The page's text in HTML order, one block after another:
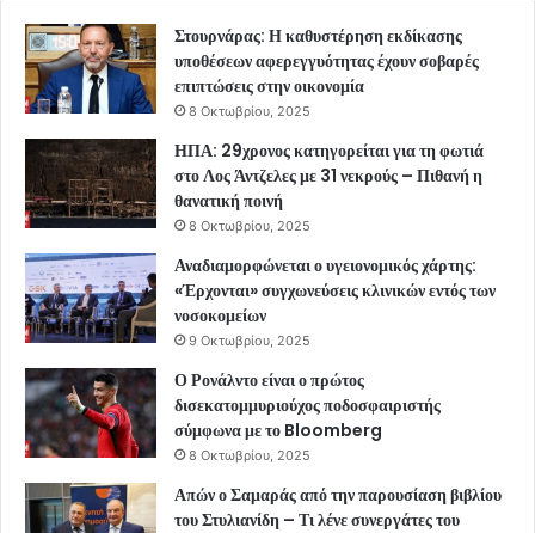
Στουρνάρας: Η καθυστέρηση εκδίκασης
υποθέσεων αφερεγγυότητας έχουν σοβαρές
επιπτώσεις στην οικονομία
8 Οκτωβρίου, 2025
ΗΠΑ: 29χρονος κατηγορείται για τη φωτιά
στο Λος Άντζελες με 31 νεκρούς – Πιθανή η
θανατική ποινή
8 Οκτωβρίου, 2025
Αναδιαμορφώνεται ο υγειονομικός χάρτης:
«Έρχονται» συγχωνεύσεις κλινικών εντός των
νοσοκομείων
9 Οκτωβρίου, 2025
Ο Ρονάλντο είναι ο πρώτος
δισεκατομμυριούχος ποδοσφαιριστής
σύμφωνα με το Bloomberg
8 Οκτωβρίου, 2025
Απών ο Σαμαράς από την παρουσίαση βιβλίου
του Στυλιανίδη – Τι λένε συνεργάτες του